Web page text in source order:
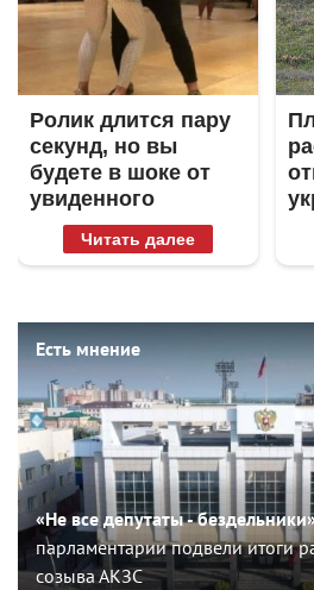
Ролик длится пару
секунд, но вы
будете в шоке от
увиденного
Читать далее
Есть мнение
«Не все депутаты -
парламентарии подвели итоги
созыва АКЗС